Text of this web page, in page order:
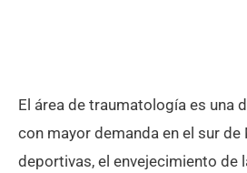
El área de traumatología es una
con mayor demanda en el sur
deportivas, el envejecimiento de